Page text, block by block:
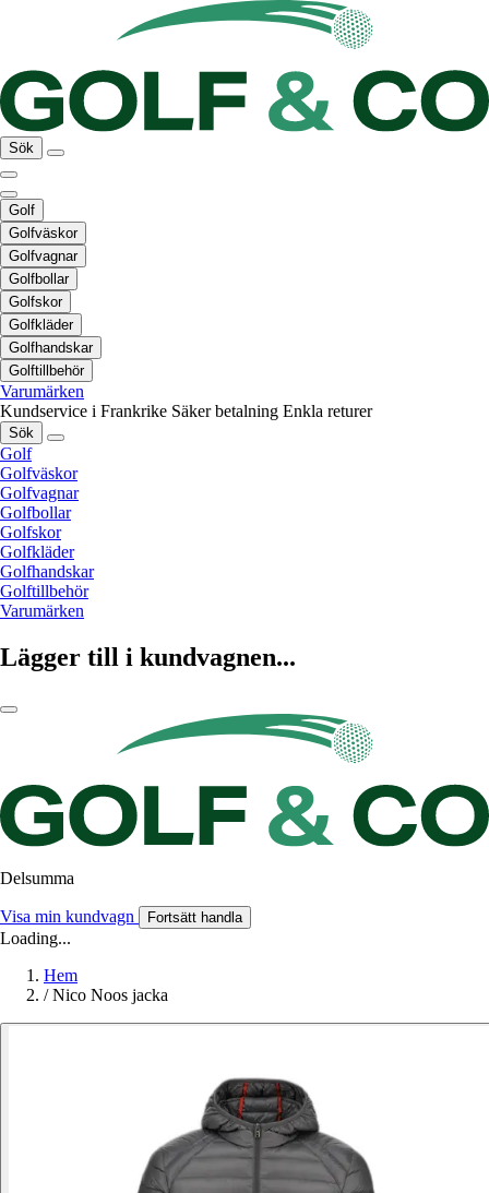
Sök
Golf
Golfväskor
Golfvagnar
Golfbollar
Golfskor
Golfkläder
Golfhandskar
Golftillbehör
Varumärken
Kundservice i Frankrike Säker betalning Enkla returer
Sök
Golf
Golfväskor
Golfvagnar
Golfbollar
Golfskor
Golfkläder
Golfhandskar
Golftillbehör
Varumärken
Lägger till i kundvagnen...
Delsumma
Visa min kundvagn Fortsätt handla
Loading...
Hem
/ Nico Noos jacka